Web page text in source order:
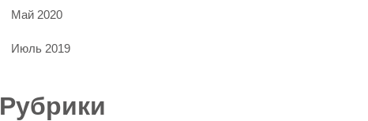
Май 2020
Июль 2019
Рубрики